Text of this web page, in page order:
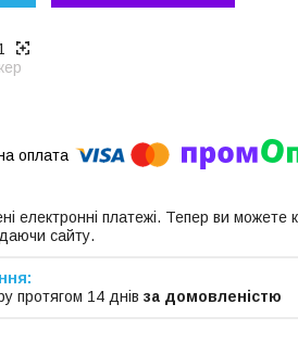
електронні платежі. Тепер ви можете
сайту.
протягом 14 днів за домовленістю